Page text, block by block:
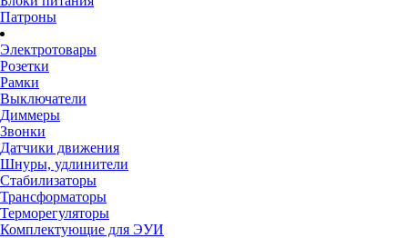
Патроны
Электротовары
Розетки
Рамки
Выключатели
Диммеры
Звонки
Датчики движения
Шнуры, удлинители
Стабилизаторы
Трансформаторы
Терморегуляторы
Комплектующие для ЭУИ